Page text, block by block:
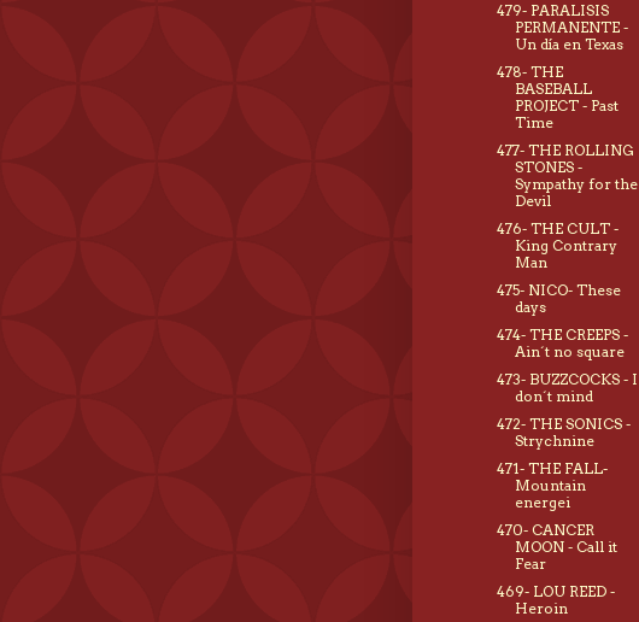
479- PARALISIS
PERMANENTE -
Un día en Texas
478- THE
BASEBALL
PROJECT - Past
Time
477- THE ROLLING
STONES -
Sympathy for the
Devil
476- THE CULT -
King Contrary
Man
475- NICO- These
days
474- THE CREEPS -
Ain´t no square
473- BUZZCOCKS - I
don´t mind
472- THE SONICS -
Strychnine
471- THE FALL-
Mountain
energei
470- CANCER
MOON - Call it
Fear
469- LOU REED -
Heroin